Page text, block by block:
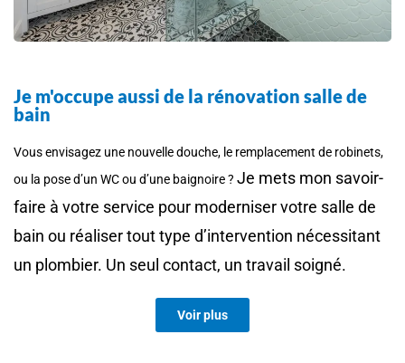
Je m'occupe aussi de la rénovation salle de
bain
Vous envisagez une nouvelle douche, le remplacement de robinets,
ou la pose d’un WC ou d’une baignoire ? Je mets mon savoir-
faire à votre service pour moderniser votre salle de
bain ou réaliser tout type d’intervention nécessitant
un plombier. Un seul contact, un travail soigné.
Voir plus